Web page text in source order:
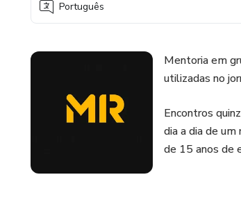
Português
Mentoria em
utilizadas no
Encontros
dia a dia de
de 15 anos de